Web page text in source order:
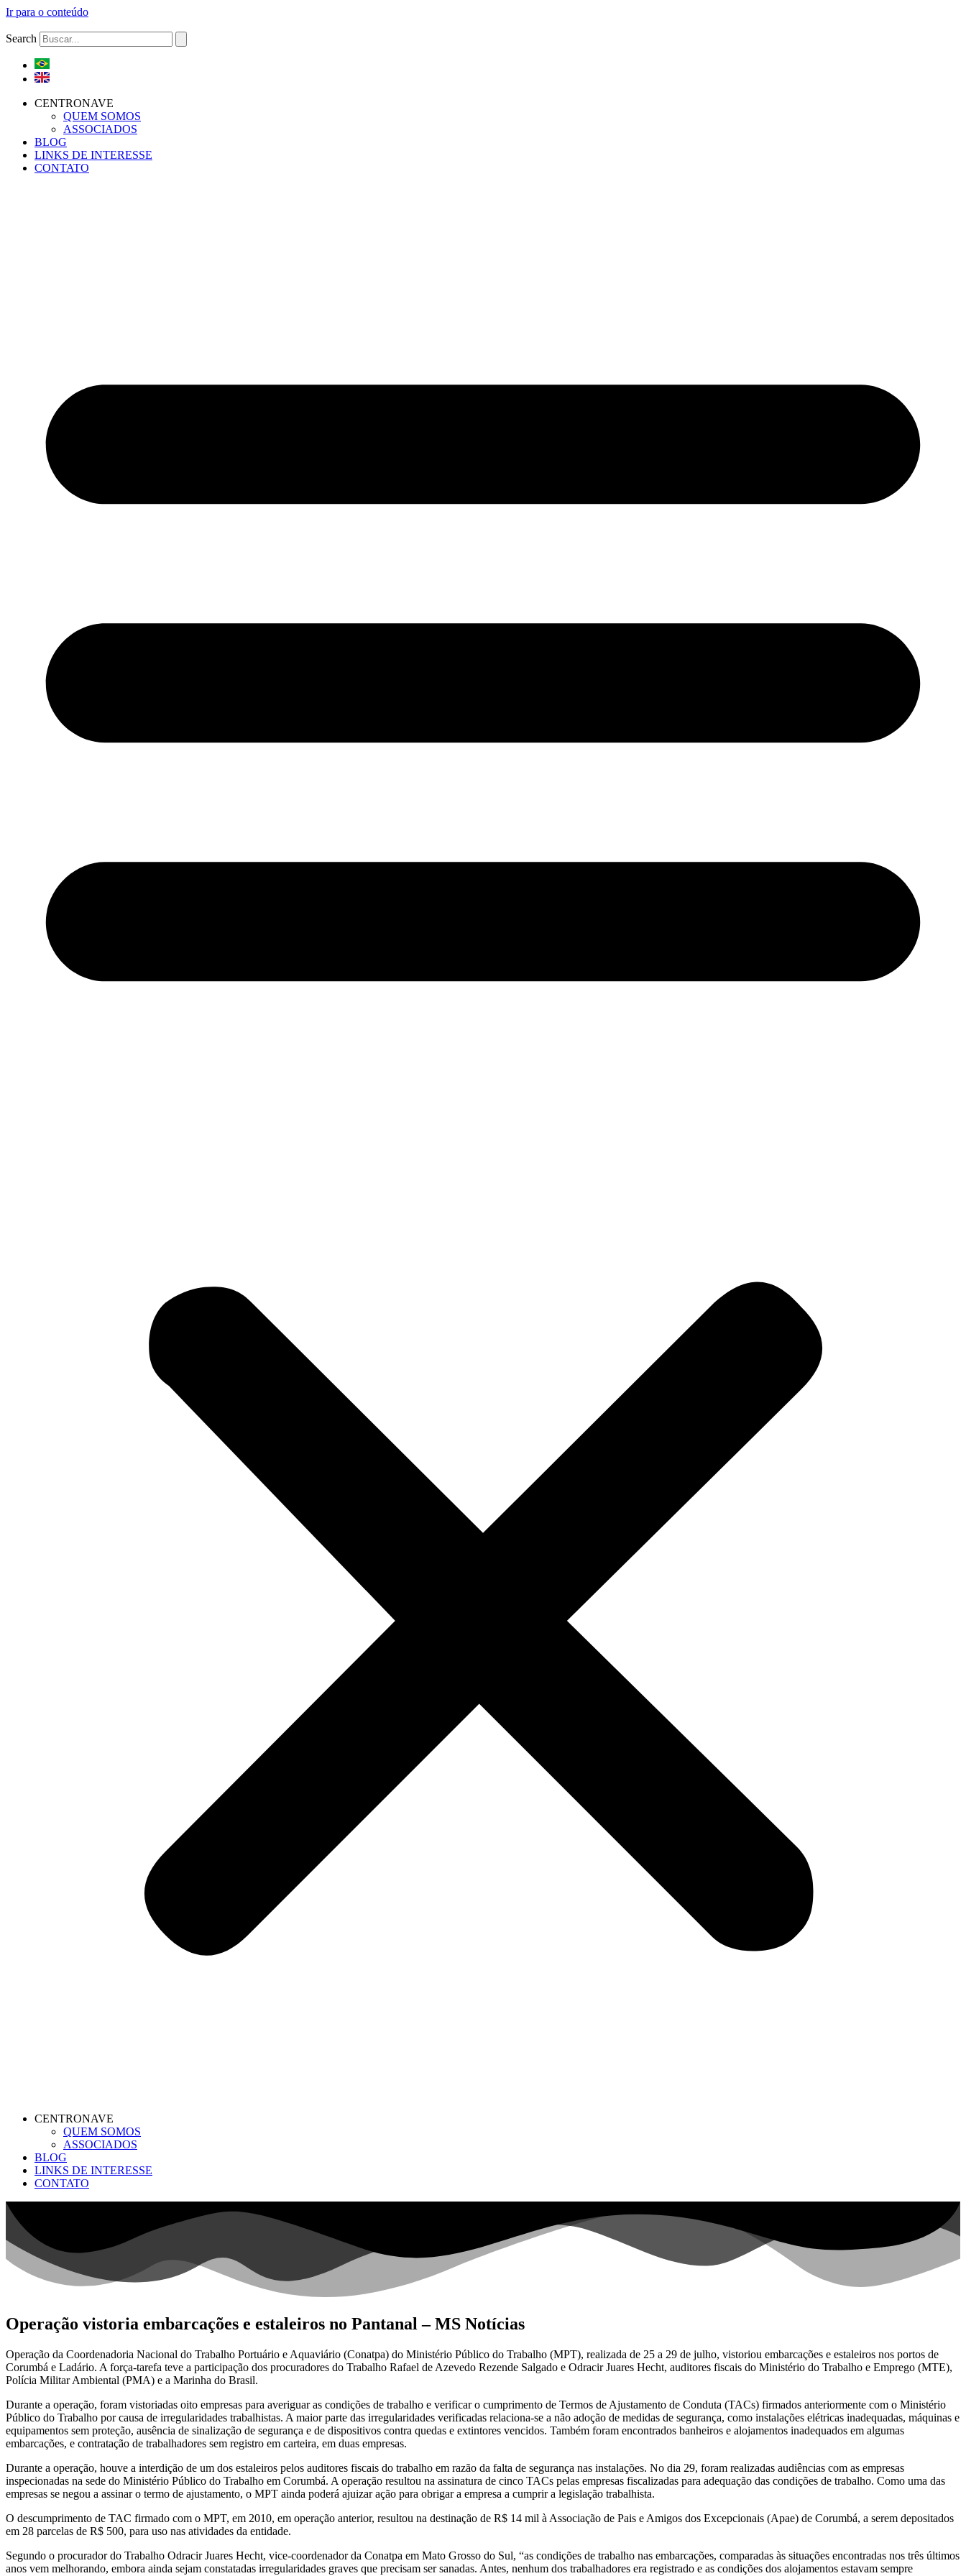
Ir para o conteúdo
Search
CENTRONAVE
QUEM SOMOS
ASSOCIADOS
BLOG
LINKS DE INTERESSE
CONTATO
CENTRONAVE
QUEM SOMOS
ASSOCIADOS
BLOG
LINKS DE INTERESSE
CONTATO
Operação vistoria embarcações e estaleiros no Pantanal – MS Notícias
Operação da Coordenadoria Nacional do Trabalho Portuário e Aquaviário (Conatpa) do Ministério Público do Trabalho (MPT), realizada de 25 a 29 de julho, vistoriou embarcações e estaleiros nos portos de
Corumbá e Ladário. A força-tarefa teve a participação dos procuradores do Trabalho Rafael de Azevedo Rezende Salgado e Odracir Juares Hecht, auditores fiscais do Ministério do Trabalho e Emprego (MTE),
Polícia Militar Ambiental (PMA) e a Marinha do Brasil.
Durante a operação, foram vistoriadas oito empresas para averiguar as condições de trabalho e verificar o cumprimento de Termos de Ajustamento de Conduta (TACs) firmados anteriormente com o Ministério
Público do Trabalho por causa de irregularidades trabalhistas. A maior parte das irregularidades verificadas relaciona-se a não adoção de medidas de segurança, como instalações elétricas inadequadas, máquinas e
equipamentos sem proteção, ausência de sinalização de segurança e de dispositivos contra quedas e extintores vencidos. Também foram encontrados banheiros e alojamentos inadequados em algumas
embarcações, e contratação de trabalhadores sem registro em carteira, em duas empresas.
Durante a operação, houve a interdição de um dos estaleiros pelos auditores fiscais do trabalho em razão da falta de segurança nas instalações. No dia 29, foram realizadas audiências com as empresas
inspecionadas na sede do Ministério Público do Trabalho em Corumbá. A operação resultou na assinatura de cinco TACs pelas empresas fiscalizadas para adequação das condições de trabalho. Como uma das
empresas se negou a assinar o termo de ajustamento, o MPT ainda poderá ajuizar ação para obrigar a empresa a cumprir a legislação trabalhista.
O descumprimento de TAC firmado com o MPT, em 2010, em operação anterior, resultou na destinação de R$ 14 mil à Associação de Pais e Amigos dos Excepcionais (Apae) de Corumbá, a serem depositados
em 28 parcelas de R$ 500, para uso nas atividades da entidade.
Segundo o procurador do Trabalho Odracir Juares Hecht, vice-coordenador da Conatpa em Mato Grosso do Sul, “as condições de trabalho nas embarcações, comparadas às situações encontradas nos três últimos
anos vem melhorando, embora ainda sejam constatadas irregularidades graves que precisam ser sanadas. Antes, nenhum dos trabalhadores era registrado e as condições dos alojamentos estavam sempre